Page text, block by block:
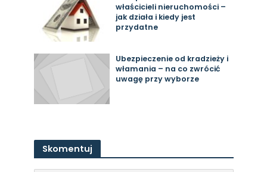
właścicieli nieruchomości –
jak działa i kiedy jest
przydatne
Ubezpieczenie od kradzieży i
włamania – na co zwrócić
uwagę przy wyborze
Skomentuj